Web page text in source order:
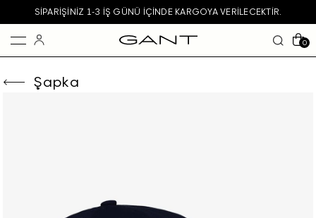
SIPARIŞINIZ 1-3 IŞ GÜNÜ IÇINDE KARGOYA VERILECEKTIR.
0
Şapka